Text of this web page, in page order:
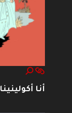
أنا أكولينينا